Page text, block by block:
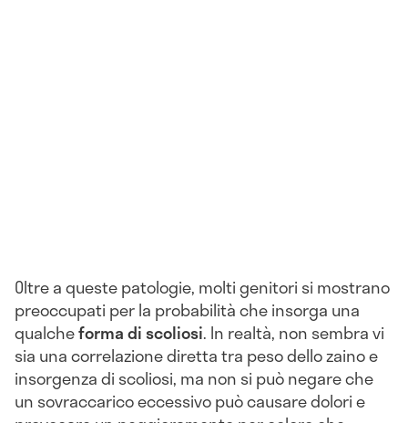
Oltre a queste patologie, molti genitori si mostrano
preoccupati per la probabilità che insorga una
qualcheforma di scoliosi. In realtà, non sembra vi
sia una correlazione diretta tra peso dello zaino e
insorgenza di scoliosi, ma non si può negare che
un sovraccarico eccessivo può causare dolori e